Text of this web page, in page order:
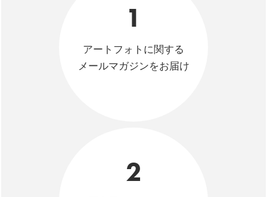
1
アートフォトに関する
メールマガジンをお届け
2